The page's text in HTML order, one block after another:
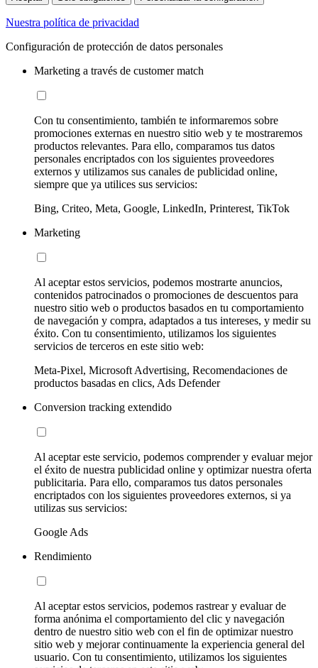
Nuestra política de privacidad
Configuración de protección de datos personales
Marketing a través de customer match
Con tu consentimiento, también te informaremos sobre
promociones externas en nuestro sitio web y te mostraremos
productos relevantes. Para ello, comparamos tus datos
personales encriptados con los siguientes proveedores
externos y utilizamos sus canales de publicidad online,
siempre que ya utilices sus servicios:
Bing, Criteo, Meta, Google, LinkedIn, Printerest, TikTok
Marketing
Al aceptar estos servicios, podemos mostrarte anuncios,
contenidos patrocinados o promociones de descuentos para
nuestro sitio web o productos basados en tu comportamiento
de navegación y compra, adaptados a tus intereses, y medir su
éxito. Con tu consentimiento, utilizamos los siguientes
servicios de terceros en este sitio web:
Meta-Pixel, Microsoft Advertising, Recomendaciones de
productos basadas en clics, Ads Defender
Conversion tracking extendido
Al aceptar este servicio, podemos comprender y evaluar mejor
el éxito de nuestra publicidad online y optimizar nuestra oferta
publicitaria. Para ello, comparamos tus datos personales
encriptados con los siguientes proveedores externos, si ya
utilizas sus servicios:
Google Ads
Rendimiento
Al aceptar estos servicios, podemos rastrear y evaluar de
forma anónima el comportamiento del clic y navegación
dentro de nuestro sitio web con el fin de optimizar nuestro
sitio web y mejorar continuamente la experiencia general del
usuario. Con tu consentimiento, utilizamos los siguientes